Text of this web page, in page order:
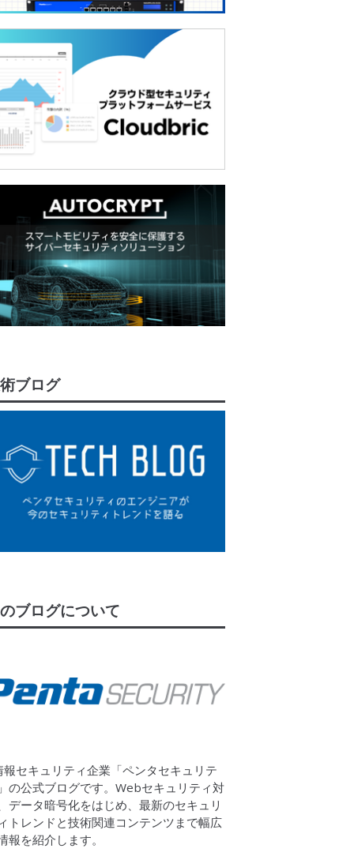
ブログ
ブログについて
報セキュリティ企業「ペンタセキュリテ
の公式ブログです。Webセキュリティ対
データ暗号化をはじめ、最新のセキュリ
トレンドと技術関連コンテンツまで幅広
報を紹介します。